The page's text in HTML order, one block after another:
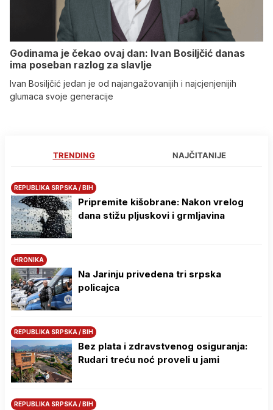
Godinama je čekao ovaj dan: Ivan Bosiljčić danas
ima poseban razlog za slavlje
Ivan Bosiljčić jedan je od najangažovanijih i najcjenjenijih
glumaca svoje generacije
TRENDING NAJČITANIJE
REPUBLIKA SRPSKA / BIH
Pripremite kišobrane: Nakon vrelog
dana stižu pljuskovi i grmljavina
HRONIKA
Na Јarinju privedena tri srpska
policajca
REPUBLIKA SRPSKA / BIH
Bez plata i zdravstvenog osiguranja:
Rudari treću noć proveli u jami
REPUBLIKA SRPSKA / BIH